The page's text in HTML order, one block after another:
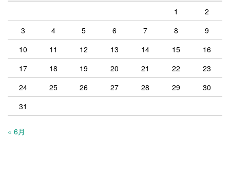
1
2
3
4 5 6 7 8
9
10
11 12 13 14 15
16
17
18 19 20 21 22
23
24
25 26 27 28 29
30
31
« 6月